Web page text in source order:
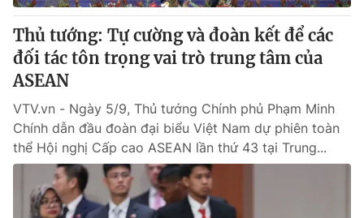
thuận bằng văn bản. Ghi rõ nguồn VTV.vn khi phát hành lại
thông tin từ website này.
Thủ tướng: Tự cường và đoàn kết để các
đối tác tôn trọng vai trò trung tâm của
ASEAN
VTV.vn - Ngày 5/9, Thủ tướng Chính phủ Phạm Minh
Chính dẫn đầu đoàn đại biểu Việt Nam dự phiên toàn
thể Hội nghị Cấp cao ASEAN lần thứ 43 tại Trung...